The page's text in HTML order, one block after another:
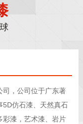
，公司位于广东著
仿石漆、天然真石
彩漆，艺术漆、岩片